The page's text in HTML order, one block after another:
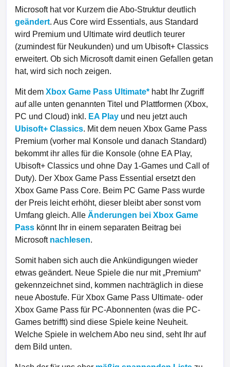
Microsoft hat vor Kurzem die Abo-Struktur deutlich
geändert. Aus Core wird Essentials, aus Standard
wird Premium und Ultimate wird deutlich teurer
(zumindest für Neukunden) und um Ubisoft+ Classics
erweitert. Ob sich Microsoft damit einen Gefallen getan
hat, wird sich noch zeigen.
Mit dem Xbox Game Pass Ultimate
habt Ihr Zugriff
auf alle unten genannten Titel und Plattformen (Xbox,
PC und Cloud) inkl. EA Play und neu jetzt auch
Ubisoft+ Classics. Mit dem neuen Xbox Game Pass
Premium (vorher mal Konsole und danach Standard)
bekommt ihr alles für die Konsole (ohne EA Play,
Ubisoft+ Classics und ohne Day 1-Games und Call of
Duty). Der Xbox Game Pass Essential ersetzt den
Xbox Game Pass Core. Beim PC Game Pass wurde
der Preis leicht erhöht, dieser bleibt aber sonst vom
Umfang gleich. Alle Änderungen bei Xbox Game
Pass könnt Ihr in einem separaten Beitrag bei
Microsoft nachlesen.
Somit haben sich auch die Ankündigungen wieder
etwas geändert. Neue Spiele die nur mit „Premium“
gekennzeichnet sind, kommen nachträglich in diese
neue Abostufe. Für Xbox Game Pass Ultimate- oder
Xbox Game Pass für PC-Abonnenten (was die PC-
Games betrifft) sind diese Spiele keine Neuheit.
Welche Spiele in welchem Abo neu sind, seht Ihr auf
dem Bild unten.